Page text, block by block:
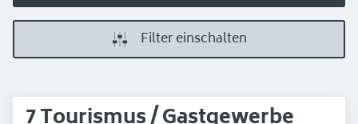
Filter einschalten